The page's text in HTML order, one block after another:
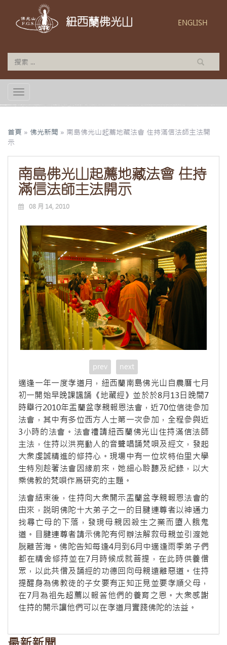
紐西蘭佛光山 ENGLISH
TOGGLE NAVIGATION
首頁 » 佛光新聞 » 南島佛光山起薦地藏法會 住持滿信法師主法開
示
南島佛光山起薦地藏法會 住持
滿信法師主法開示
08 月 14, 2010
prev next
適逢一年一度孝道月，紐西蘭南島佛光山自農曆七月
初一開始早晚課諷誦《地藏經》並於於8月13日晚間7
時舉行2010年盂蘭盆孝親報恩法會，近70位信徒參加
法會，其中有多位西方人士第一次參加，全程參與近
3小時的法會。法會禮請紐西蘭佛光山住持滿信法師
主法，住持以洪亮動人的音聲唱誦梵唄及經文，發起
大衆虔誠精進的修持心。現場中有一位坎特伯里大學
生特別趁著法會因緣前來，她細心聆聽及紀錄，以大
乘佛教的梵唄作爲研究的主題。
法會結束後，住持向大衆開示盂蘭盆孝親報恩法會的
由來，説明佛陀十大弟子之一的目腱連尊者以神通力
找尋亡母的下落，發現母親因殺生之業而墮入餓鬼
道。目腱連尊者請示佛陀有何辦法解救母親並引渡她
脫離苦海。佛陀告知每逢4月到6月中適逢雨季弟子們
都在精舍修持並在7月時候成就菩提，在此時供養僧
眾，以此共僧及誦經的功德回向母親遠離惡道。住持
提醒身為佛教徒的子女要有正知正見並要孝順父母，
在7月為祖先超薦以報答他們的養育之恩。大衆感謝
住持的開示讓他們可以在孝道月實踐佛陀的法益。